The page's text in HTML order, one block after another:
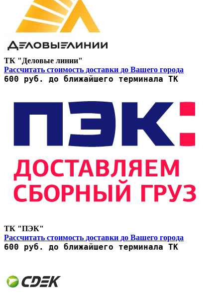
ТК "Деловые линии"
Рассчитать стоимость доставки до Вашего города
600 руб. до ближайшего терминала ТК
ТК "ПЭК"
Рассчитать стоимость доставки до Вашего города
600 руб. до ближайшего терминала ТК